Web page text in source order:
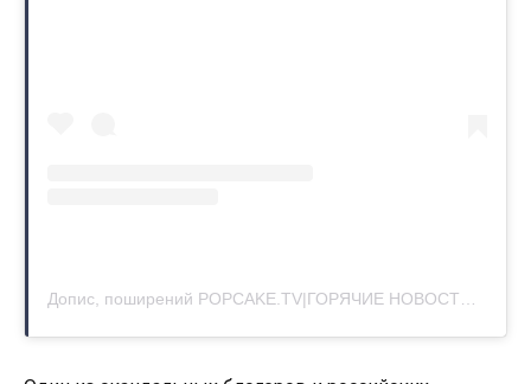
Допис, поширений POPCAKE.TV|ГОРЯЧИЕ НОВОСТИ| (@popcake.tv)